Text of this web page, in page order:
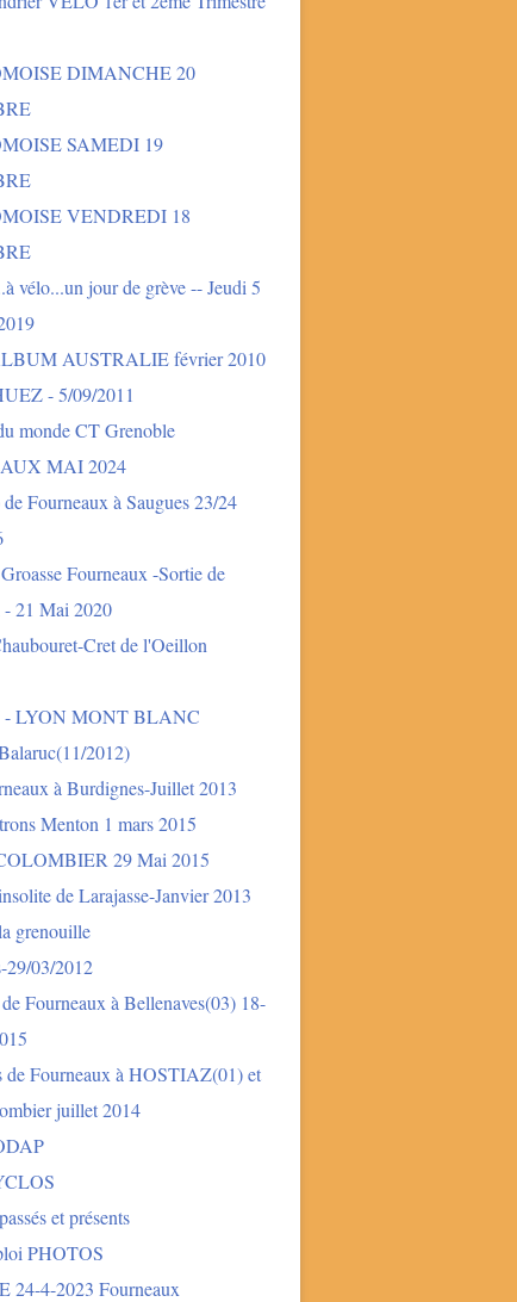
DIMANCHE 20
SAMEDI 19
VENDREDI 18
vélo...un jour de grève -- Jeudi 5
AUSTRALIE février 2010
- 5/09/2011
monde CT Grenoble
MAI 2024
Fourneaux à Saugues 23/24
Fourneaux -Sortie de
- 21 Mai 2020
Cret de l'Oeillon
- LYON MONT BLANC
2012)
à Burdignes-Juillet 2013
Menton 1 mars 2015
29 Mai 2015
de Larajasse-Janvier 2013
grenouille
29/03/2012
Fourneaux à Bellenaves(03) 18-
de Fourneaux à HOSTIAZ(01) et
juillet 2014
et présents
PHOTOS
24-4-2023 Fourneaux